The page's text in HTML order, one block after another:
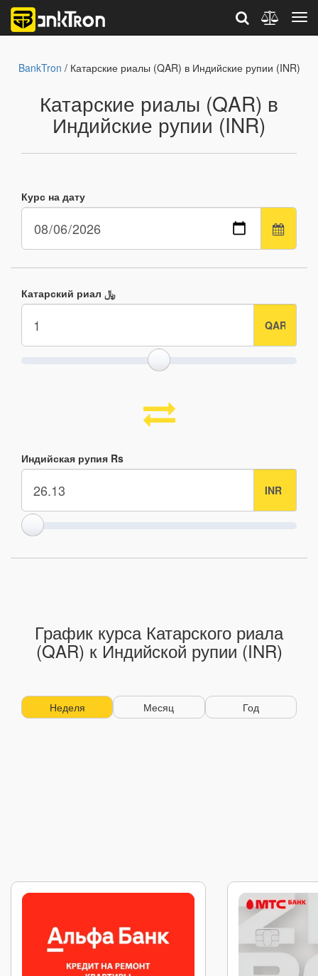
BankTron / Катарские риалы (QAR) в Индийские рупии (INR)
Катарские риалы (QAR) в
Индийские рупии (INR)
Курс на дату
Катарский риал ﷼
Индийская рупия Rs
График курса Катарского риала
(QAR) к Индийской рупии (INR)
Неделя Месяц Год